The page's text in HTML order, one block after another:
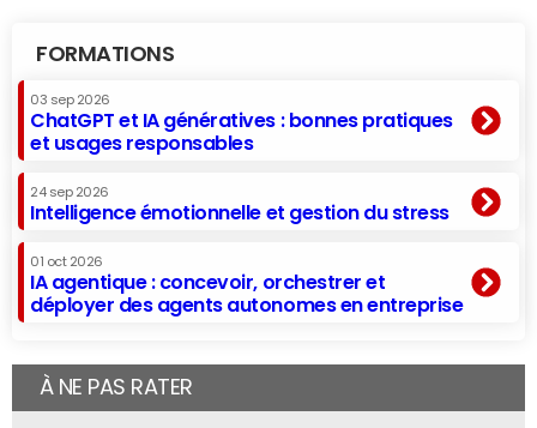
FORMATIONS
03 sep 2026
ChatGPT et IA génératives : bonnes pratiques
et usages responsables
24 sep 2026
Intelligence émotionnelle et gestion du stress
01 oct 2026
IA agentique : concevoir, orchestrer et
déployer des agents autonomes en entreprise
À NE PAS RATER